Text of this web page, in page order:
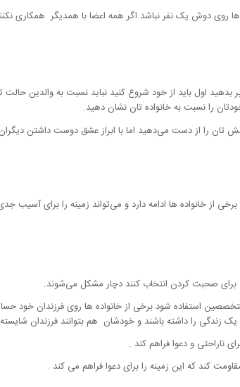
ها روی دوش یک نفر نباشد اگر همه اعضا با همدیگر همکاری
بدهید اول باید از خود شروع کنید نباید نسبت به والدین حالت
را نسبت به خانواده تان نشان دهید.
را از دست می‌دهید اما با ابراز عشق دوست داشتن دیگران
از خانواده ها ادامه دارد و می‌تواند زمینه را برای آسیب
برای صحبت کردن انتخاب کنند دچار مشکل می‌شوند.
استفاده شود برخی از خانواده ها روی فرزندان خود
زندگی را داشته باشند و خودشان هم بتوانند فرزندان
و دعوا فراهم کند .
کند که این زمینه را برای دعوا فراهم می کند .